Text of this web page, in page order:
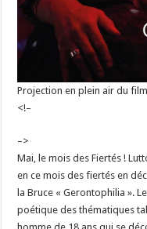
Projection en plein air du
<!–
–>
Mai, le mois des Fiertés !
en ce mois des fiertés en
la Bruce « Gerontophilia ».
poétique des thématiques